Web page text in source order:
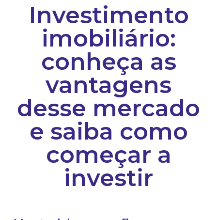
Investimento
imobiliário:
conheça as
vantagens
desse mercado
e saiba como
começar a
investir